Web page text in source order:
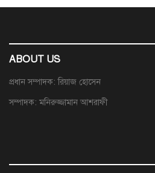
ABOUT US
প্রধান সম্পাদক: রিয়াজ হোসেন
সম্পাদক: মনিরুজ্জামান আশরাফী